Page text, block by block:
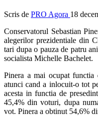
Scris de PRO Agora 18
Conservatorul Sebastian
alegerilor prezidentiale din
tari dupa o pauza de patru
socialista Michelle Bachelet.
Pinera a mai ocupat functia
atunci cand a inlocuit-o tot
acesta in functia de
45,4% din voturi, dupa
vot. Pinera a obtinut 54,6%